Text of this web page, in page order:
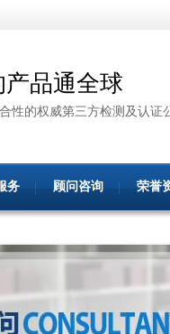
品通全球
性的权威第三方检测及认证
务 顾问咨询 荣誉